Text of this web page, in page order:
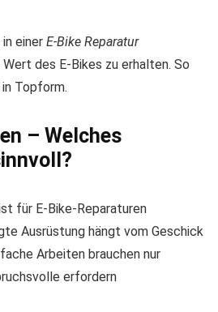
einer E-Bike Reparatur
des E-Bikes zu erhalten. So
Topform.
– Welches
für E-Bike-Reparaturen
Ausrüstung hängt vom Geschick
Arbeiten brauchen nur
erfordern